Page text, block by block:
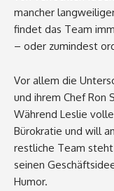
mancher
findet das Team
– oder zumindest
Vor allem die
und ihrem Chef Ron
Während Leslie
Bürokratie und will
restliche Team
seinen
Humor.